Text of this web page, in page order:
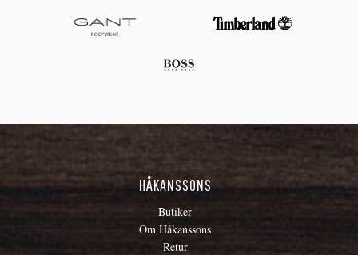
HÅKANSSONS
Butiker
Om Håkanssons
Retur